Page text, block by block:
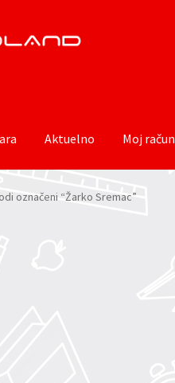
Aktuelno Moj račun
označeni “Žarko Sremac”